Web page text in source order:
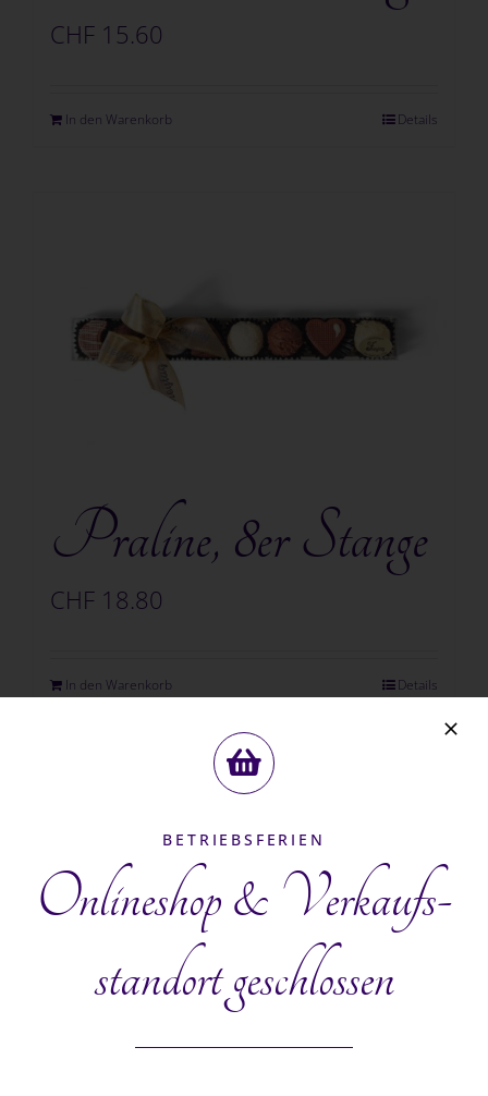
CHF 15.60
In den Warenkorb Details
Praline, 8er Stange
CHF 18.80
In den Warenkorb Details
BETRIEBSFERIEN
Onlineshop & Verkaufs­
standort geschlossen